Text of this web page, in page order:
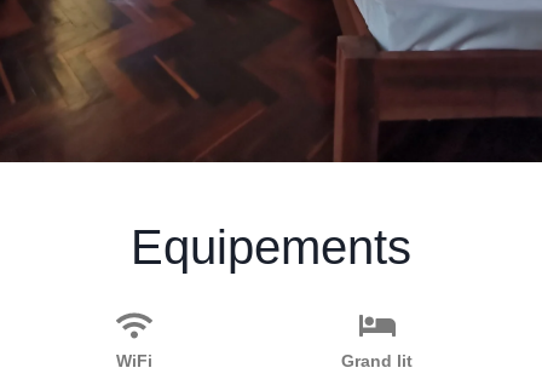
Equipements
WiFi Grand lit